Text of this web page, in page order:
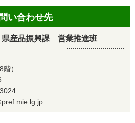
い合わせ先
産品振興課 営業推進班
）
3024